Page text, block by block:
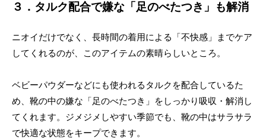
３．タルク配合で嫌な「足のべたつき」も解消
ニオイだけでなく、長時間の着用による「不快感」までケア
してくれるのが、このアイテムの素晴らしいところ。
ベビーパウダーなどにも使われるタルクを配合しているた
め、靴の中の嫌な「足のべたつき」をしっかり吸収・解消し
てくれます。ジメジメしやすい季節でも、靴の中はサラサラ
で快適な状態をキープできます。